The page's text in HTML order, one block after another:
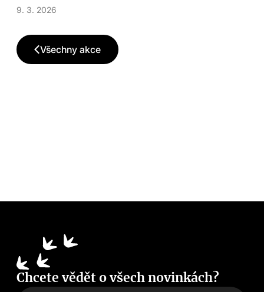
9. 3. 2026
Všechny akce
Chcete vědět o všech novinkách?